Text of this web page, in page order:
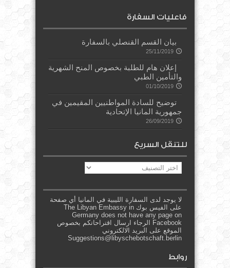
فاعليات السفارة
بيان القسم القنصلي بالسفارة
25/11/2019
إعلان هام للطلبة بخصوص المنح الشهرية
والتأمين الطبي
01/10/2019
توضيح للسادة المواطنيين المقيمين في
جمهورية المانيا الإتحادية
26/09/2019
للتنقل السريع
للتنقل
السريع
لا يوجد لدى السفارة الليبية في المانيا أي صفحة
على الفيس بوك The Libyan Embassy in
Germany does not have any page on
Facebook الرجاء ارسال اقتراحاتكم بخصوص
الموقع على البريد الالكتروني
Suggestions@libyschebotschaft.berlin
روابط